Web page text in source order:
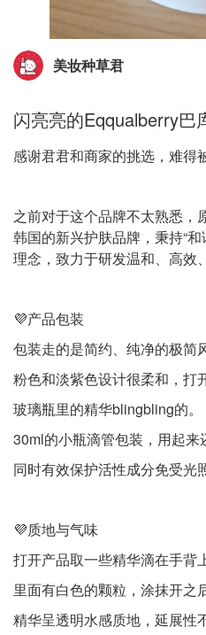
美妆种草君
闪亮亮的Eqqualberry巴
感谢君君和商家的挑选，难得
之前对于这个品牌不太熟悉，
韩国的新兴护肤品牌，秉持“
理念，致力于研发温和、高效
💜产品包装
包装走的是简约、纯净的极简
粉色和淡紫色设计很柔和，打
玻璃瓶里的精华blingbling的。
30ml的小瓶滴管包装，用起来
同时有效保护活性成分免受光
💜质地与气味
打开产品取一些精华滴在手背
里面有白色的颗粒，涂抹开之
精华呈透明水感质地，延展性